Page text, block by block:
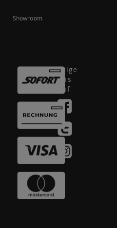
Showroom
Folge
uns
auf